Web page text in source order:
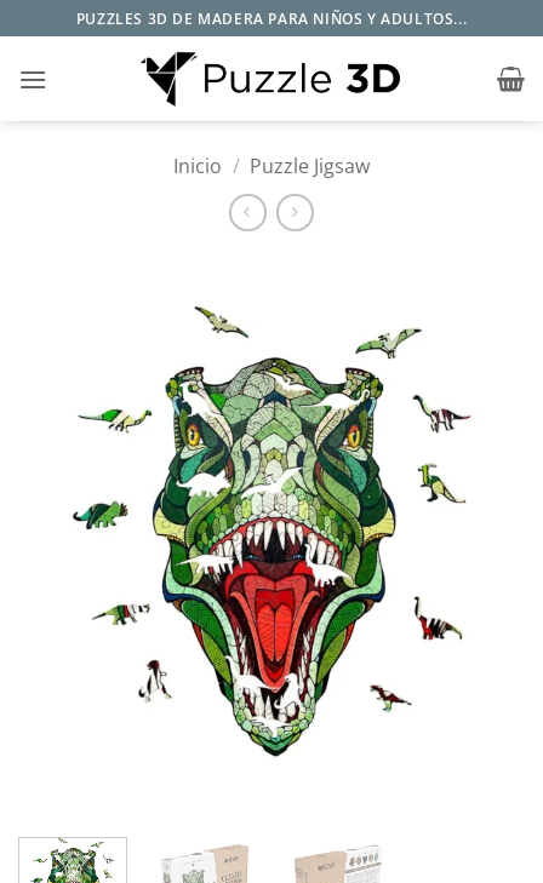
al
contenido
PUZZLES 3D DE MADERA PARA NIÑOS Y ADULTOS...
Inicio / Puzzle Jigsaw